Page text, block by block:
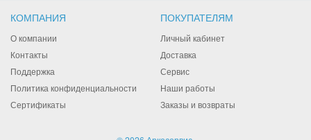
КОМПАНИЯ
О компании
Контакты
Поддержка
Политика конфиденциальности
Сертификаты
ПОКУПАТЕЛЯМ
Личный кабинет
Доставка
Сервис
Наши работы
Заказы и возвраты